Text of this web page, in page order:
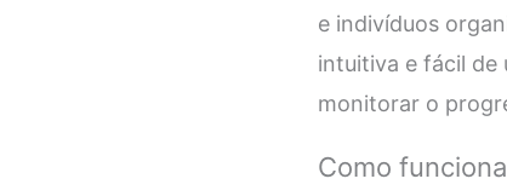
e indivíduos
intuitiva e fácil de
monitorar o
Como